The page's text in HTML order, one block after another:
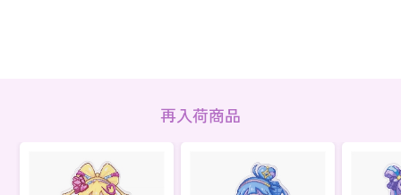
再入荷商品